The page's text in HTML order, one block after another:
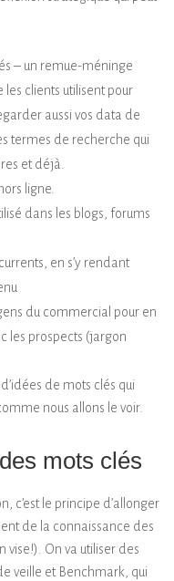
– un remue-méninge
les clients utilisent pour
aussi vos data de
termes de recherche qui
et déjà.
ligne.
dans les blogs, forums
en s’y rendant
du commercial pour en
les prospects (jargon
de mots clés qui
nous allons le voir.
mots clés
c’est le principe d’allonger
de la connaissance des
vise!). On va utiliser des
veille et Benchmark, qui